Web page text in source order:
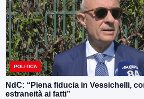
POLITICA
NdC: “Piena fiducia in Vessichelli,
estraneità ai fatti”